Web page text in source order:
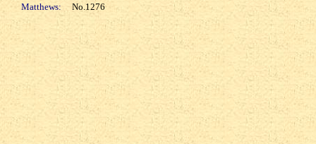
Matthews: No.1276